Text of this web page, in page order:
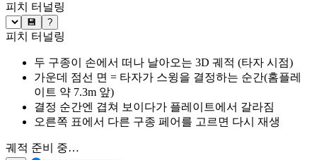
피치 터널링
💾 ?
피치 터널링
두 구종이 손에서 떠나 날아오는 3D 궤적 (타자 시점)
가운데 점선 면 = 타자가 스윙을 결정하는 순간(홈플레
이트 약 7.3m 앞)
결정 순간엔 겹쳐 보이다가 플레이트에서 갈라짐
오른쪽 표에서 다른 구종 페어를 고르면 다시 재생
궤적 준비 중…